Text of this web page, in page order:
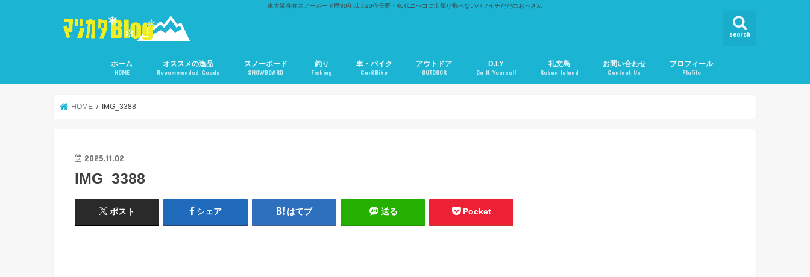
東大阪在住スノーボード歴30年以上20代長野・40代ニセコに山籠り飛べないバツイチだだのおっさん
search
ホーム
HOME
オススメの逸品
Recommended Goods
スノーボード
SNOWBOARD
釣り
Fishing
車・バイク
Car&Bike
アウトドア
OUTDOOR
D.I.Y
Do It Yourself
礼文島
Rebun Island
お問い合わせ
Contact Us
プロフィール
Plofile
HOME IMG_3388
2025.11.02
IMG_3388
ポスト シェア はてブ 送る Pocket